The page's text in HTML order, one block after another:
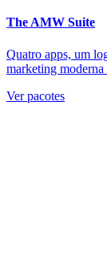
The AMW Suite
Quatro apps, um
marketing moderna
Ver pacotes